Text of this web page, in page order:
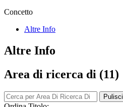
Concetto
Altre Info
Altre Info
Area di ricerca di (11)
Pulisci